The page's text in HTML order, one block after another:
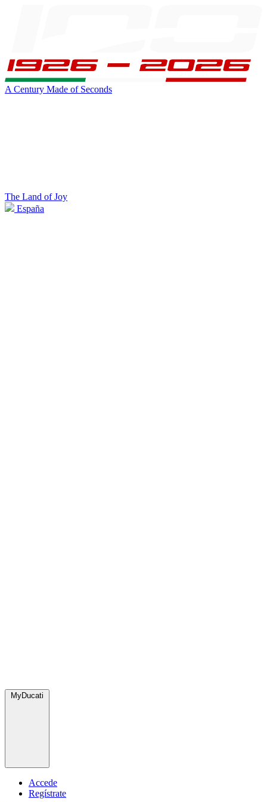
A Century Made of Seconds
The Land of Joy
España
MyDucati
Accede
Regístrate